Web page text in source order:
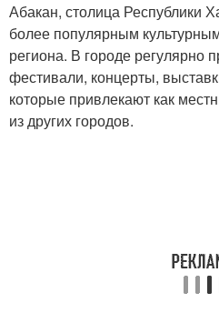
Абакан, столица Республики
более популярным
региона. В городе регулярно
фестивали, концерты,
которые привлекают как
из других городов.